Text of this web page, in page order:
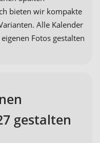
bieten wir kompakte
Alle Kalender
Fotos gestalten
gestalten